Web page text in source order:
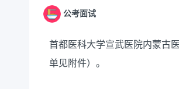
公考面试
首都医科大学宣武医院内蒙古
单见附件）。